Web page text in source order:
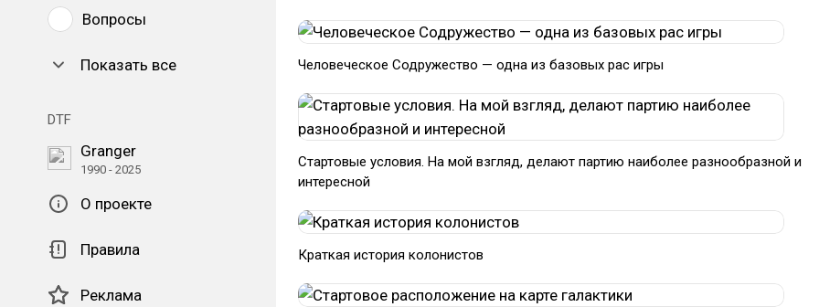
Вопросы
Показать все
DTF
Granger
1990 - 2025
О проекте
Правила
Реклама
Человеческое Содружество — одна из базовых рас игры
Стартовые условия. На мой взгляд, делают партию наиболее разнообразной и
интересной
Краткая история колонистов